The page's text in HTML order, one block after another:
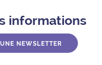
informations
NEWSLETTER